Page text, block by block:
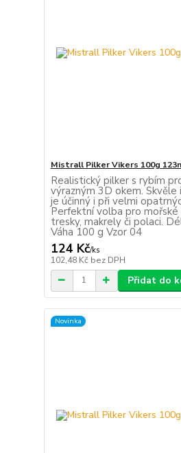
Mistrall Pilker Vikers 100g
Realistický pilker s rybím
výrazným 3D okem.
je účinný i při velmi
Perfektní volba pro mořské
tresky, makrely či polaci.
Váha 100 g Vzor 04
124 Kč/ks
102,48 Kč bez DPH
Přidat do
Novinka